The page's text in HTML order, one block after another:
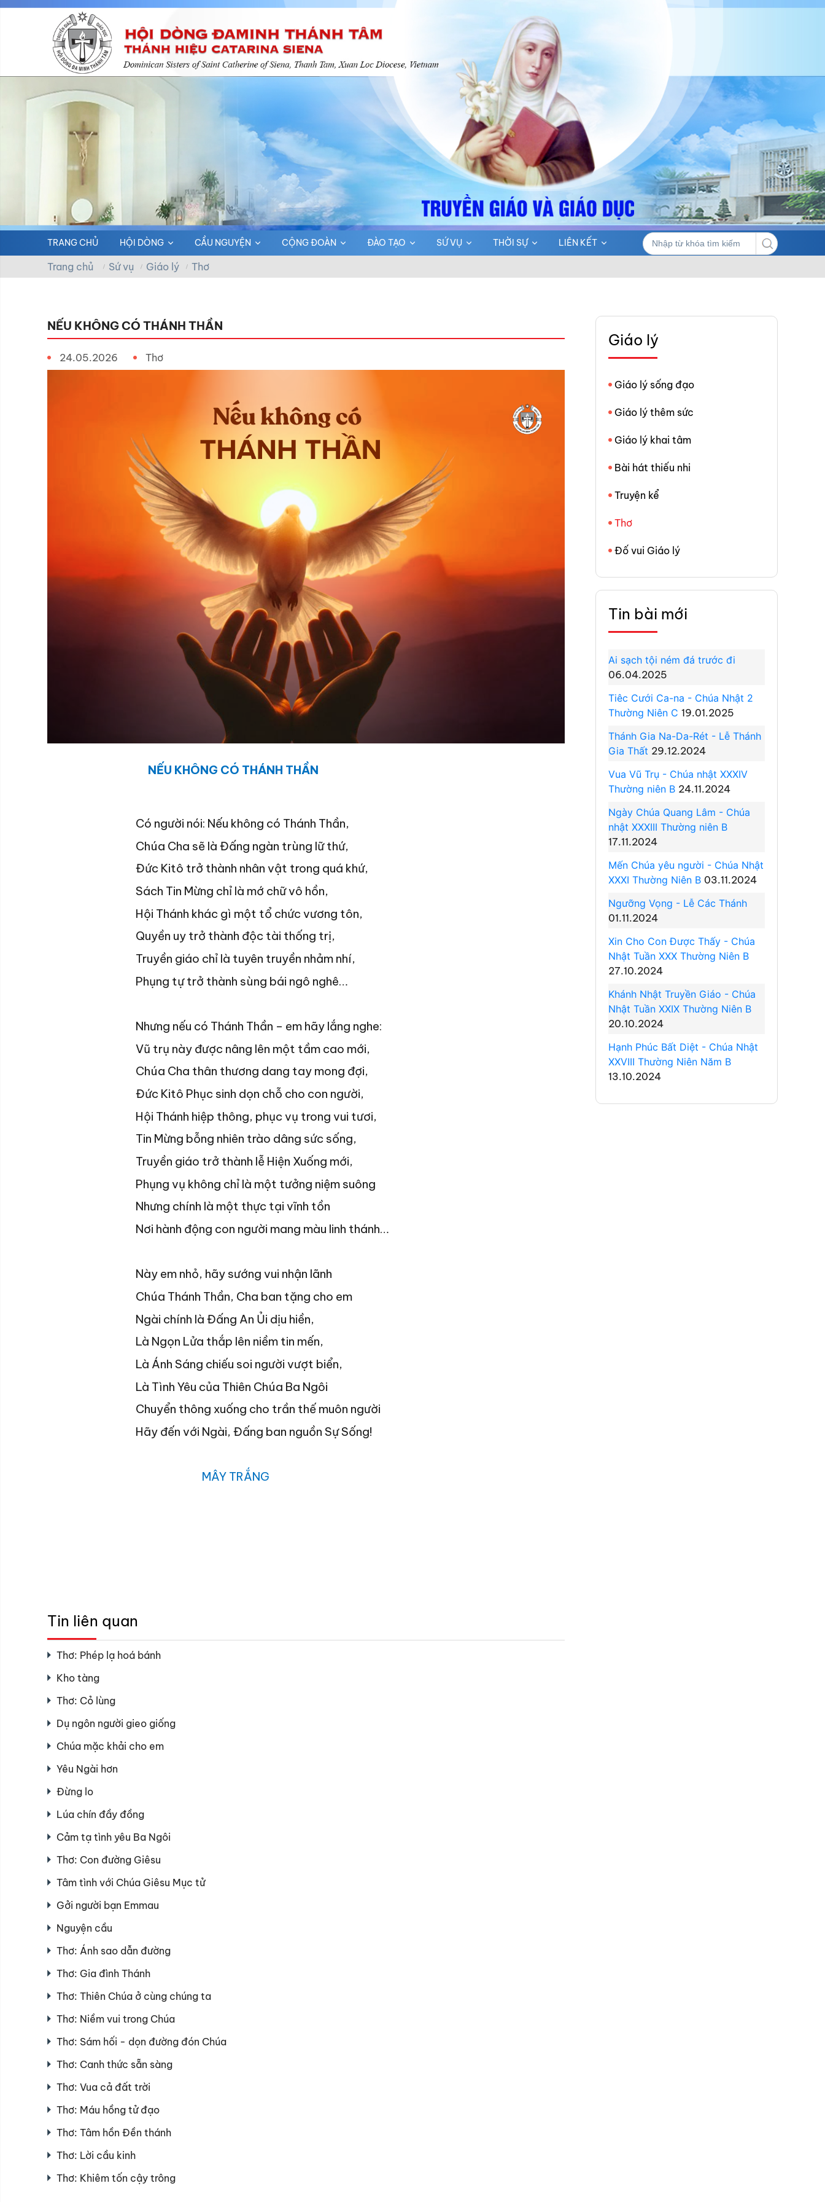
TRANG CHỦ HỘI DÒNG CẦU NGUYỆN CỘNG ĐOÀN ĐÀO TẠO SỨ VỤ THỜI SỰ LIÊN KẾT
Trang chủ Sứ vụ Giáo lý Thơ
NẾU KHÔNG CÓ THÁNH THẦN
24.05.2026 Thơ
NẾU KHÔNG CÓ THÁNH THẦN
Có người nói: Nếu không có Thánh Thần,
Chúa Cha sẽ là Đấng ngàn trùng lữ thứ,
Đức Kitô trở thành nhân vật trong quá khứ,
Sách Tin Mừng chỉ là mớ chữ vô hồn,
Hội Thánh khác gì một tổ chức vương tôn,
Quyền uy trở thành độc tài thống trị,
Truyền giáo chỉ là tuyên truyền nhảm nhí,
Phụng tự trở thành sùng bái ngô nghê…
Nhưng nếu có Thánh Thần – em hãy lắng nghe:
Vũ trụ này được nâng lên một tầm cao mới,
Chúa Cha thân thương dang tay mong đợi,
Đức Kitô Phục sinh dọn chỗ cho con người,
Hội Thánh hiệp thông, phục vụ trong vui tươi,
Tin Mừng bỗng nhiên trào dâng sức sống,
Truyền giáo trở thành lễ Hiện Xuống mới,
Phụng vụ không chỉ là một tưởng niệm suông
Nhưng chính là một thực tại vĩnh tồn
Nơi hành động con người mang màu linh thánh…
Này em nhỏ, hãy sướng vui nhận lãnh
Chúa Thánh Thần, Cha ban tặng cho em
Ngài chính là Đấng An Ủi dịu hiền,
Là Ngọn Lửa thắp lên niềm tin mến,
Là Ánh Sáng chiếu soi người vượt biển,
Là Tình Yêu của Thiên Chúa Ba Ngôi
Chuyển thông xuống cho trần thế muôn người
Hãy đến với Ngài, Đấng ban nguồn Sự Sống!
MÂY TRẮNG
Tin liên quan
Thơ: Phép lạ hoá bánh
Kho tàng
Thơ: Cỏ lùng
Dụ ngôn người gieo giống
Chúa mặc khải cho em
Yêu Ngài hơn
Đừng lo
Lúa chín đầy đồng
Cảm tạ tình yêu Ba Ngôi
Thơ: Con đường Giêsu
Tâm tình với Chúa Giêsu Mục tử
Gởi người bạn Emmau
Nguyện cầu
Thơ: Ánh sao dẫn đường
Thơ: Gia đình Thánh
Thơ: Thiên Chúa ở cùng chúng ta
Thơ: Niềm vui trong Chúa
Thơ: Sám hối - dọn đường đón Chúa
Thơ: Canh thức sẵn sàng
Thơ: Vua cả đất trời
Thơ: Máu hồng tử đạo
Thơ: Tâm hồn Đền thánh
Thơ: Lời cầu kinh
Thơ: Khiêm tốn cậy trông
Giáo lý
Giáo lý sống đạo
Giáo lý thêm sức
Giáo lý khai tâm
Bài hát thiếu nhi
Truyện kể
Thơ
Đố vui Giáo lý
Tin bài mới
Ai sạch tội ném đá trước đi
06.04.2025
Tiêc Cưới Ca-na - Chúa Nhật 2
Thường Niên C 19.01.2025
Thánh Gia Na-Da-Rét - Lễ Thánh
Gia Thất 29.12.2024
Vua Vũ Trụ - Chúa nhật XXXIV
Thường niên B 24.11.2024
Ngày Chúa Quang Lâm - Chúa
nhật XXXIII Thường niên B
17.11.2024
Mến Chúa yêu người - Chúa Nhật
XXXI Thường Niên B 03.11.2024
Ngưỡng Vọng - Lễ Các Thánh
01.11.2024
Xin Cho Con Được Thấy - Chúa
Nhật Tuần XXX Thường Niên B
27.10.2024
Khánh Nhật Truyền Giáo - Chúa
Nhật Tuần XXIX Thường Niên B
20.10.2024
Hạnh Phúc Bất Diệt - Chúa Nhật
XXVIII Thường Niên Năm B
13.10.2024